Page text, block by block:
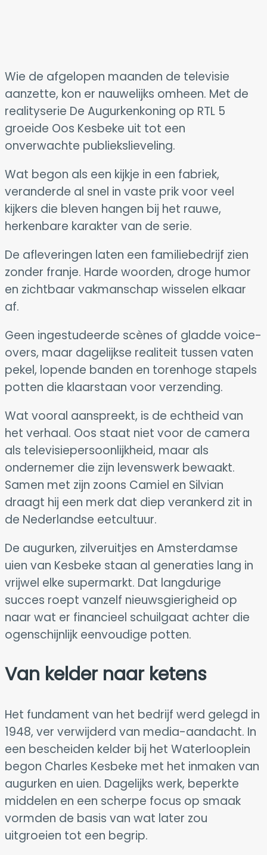
Wie de afgelopen maanden de televisie
aanzette, kon er nauwelijks omheen. Met de
realityserie De Augurkenkoning op RTL 5
groeide Oos Kesbeke uit tot een
onverwachte publiekslieveling.
Wat begon als een kijkje in een fabriek,
veranderde al snel in vaste prik voor veel
kijkers die bleven hangen bij het rauwe,
herkenbare karakter van de serie.
De afleveringen laten een familiebedrijf zien
zonder franje. Harde woorden, droge humor
en zichtbaar vakmanschap wisselen elkaar
af.
Geen ingestudeerde scènes of gladde voice-
overs, maar dagelijkse realiteit tussen vaten
pekel, lopende banden en torenhoge stapels
potten die klaarstaan voor verzending.
Wat vooral aanspreekt, is de echtheid van
het verhaal. Oos staat niet voor de camera
als televisiepersoonlijkheid, maar als
ondernemer die zijn levenswerk bewaakt.
Samen met zijn zoons Camiel en Silvian
draagt hij een merk dat diep verankerd zit in
de Nederlandse eetcultuur.
De augurken, zilveruitjes en Amsterdamse
uien van Kesbeke staan al generaties lang in
vrijwel elke supermarkt. Dat langdurige
succes roept vanzelf nieuwsgierigheid op
naar wat er financieel schuilgaat achter die
ogenschijnlijk eenvoudige potten.
Van kelder naar ketens
Het fundament van het bedrijf werd gelegd in
1948, ver verwijderd van media-aandacht. In
een bescheiden kelder bij het Waterlooplein
begon Charles Kesbeke met het inmaken van
augurken en uien. Dagelijks werk, beperkte
middelen en een scherpe focus op smaak
vormden de basis van wat later zou
uitgroeien tot een begrip.